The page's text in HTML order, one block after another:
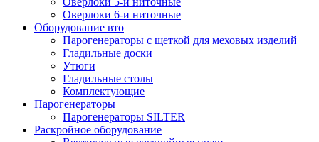
Оверлоки 6-и ниточные
Оборудование вто
Парогенераторы с щеткой для меховых изделий
Гладильные доски
Утюги
Гладильные столы
Комплектующие
Парогенераторы
Парогенераторы SILTER
Раскройное оборудование